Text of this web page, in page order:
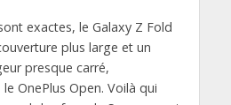
exactes, le Galaxy Z Fold
plus large et un
presque carré,
OnePlus Open. Voilà qui